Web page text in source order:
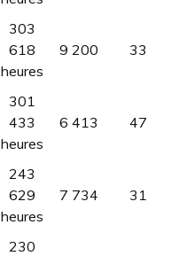
303
618
heures
9 200 33
301
433
heures
6 413 47
243
629
heures
7 734 31
230